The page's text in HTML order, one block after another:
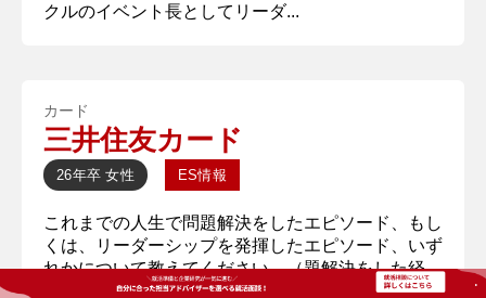
クルのイベント長としてリーダ...
カード
三井住友カード
26年卒 女性 ES情報
これまでの人生で問題解決をしたエピソード、もし
くは、リーダーシップを発揮したエピソード、いず
れかについて教えてください。（題解決をした経
験、エピソードは、「全体像把握」「計画力」「タ